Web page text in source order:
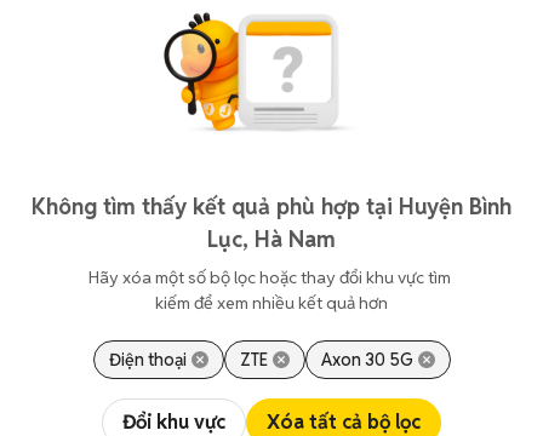
Không tìm thấy kết quả phù hợp tại Huyện Bình
Lục, Hà Nam
Hãy xóa một số bộ lọc hoặc thay đổi khu vực tìm
kiếm để xem nhiều kết quả hơn
Điện thoại ZTE Axon 30 5G
Đổi khu vực Xóa tất cả bộ lọc